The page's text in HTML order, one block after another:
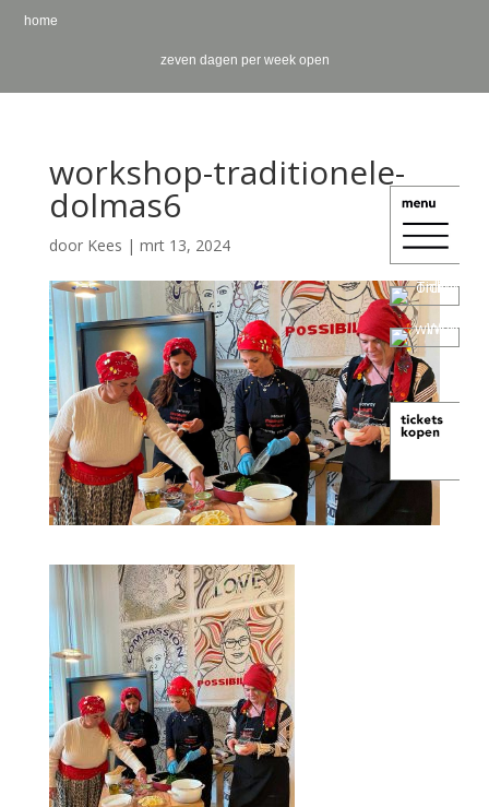
home
zeven dagen per week open
workshop-traditionele-
dolmas6
door Kees | mrt 13, 2024